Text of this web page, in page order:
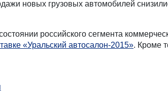
новых грузовых автомобилей
российского сегмента
«Уральский автосалон-2015». Кроме